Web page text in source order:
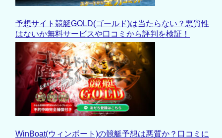
予想サイト競艇GOLD(ゴールド)は当たらない？悪質性
はないか無料サービスや口コミから評判を検証！
WinBoat(ウィンボート)の競艇予想は悪質か？口コミに